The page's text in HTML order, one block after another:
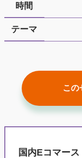
時間
テーマ
この
国内Eコマー